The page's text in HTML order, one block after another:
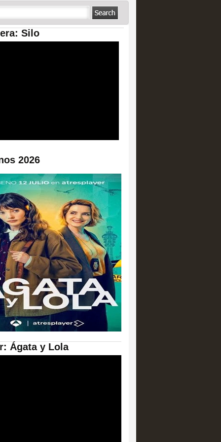
Silo
2026
Ágata y Lola